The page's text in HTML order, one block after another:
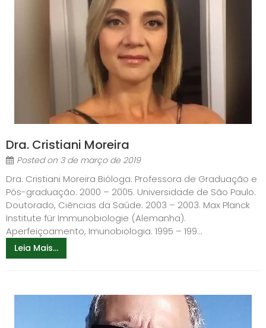
Dra. Cristiani Moreira
Posted on 3 de março de 2019
Dra. Cristiani Moreira Bióloga. Professora de Graduação e
Pós-graduação. 2000 – 2005. Universidade de São Paulo.
Doutorado, Ciências da Saúde. 2003 – 2003. Max Planck
Institute für Immunobiologie (Alemanha).
Aperfeiçoamento, Imunobiologia. 1995 – 199...
Leia Mais...